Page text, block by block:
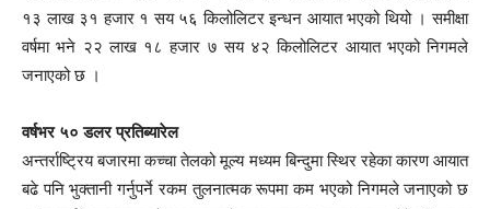
१३ लाख ३१ हजार १ सय ५६ किलोलिटर इन्धन आयात भएको थियो । समीक्षा
वर्षमा भने २२ लाख १८ हजार ७ सय ४२ किलोलिटर आयात भएको निगमले
जनाएको छ ।
वर्षभर ५० डलर प्रतिब्यारेल
अन्तर्राष्ट्रिय बजारमा कच्चा तेलको मूल्य मध्यम बिन्दुमा स्थिर रहेका कारण आयात
बढे पनि भुक्तानी गर्नुपर्ने रकम तुलनात्मक रूपमा कम भएको निगमले जनाएको छ